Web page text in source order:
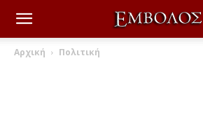
Αρχική Πολιτική